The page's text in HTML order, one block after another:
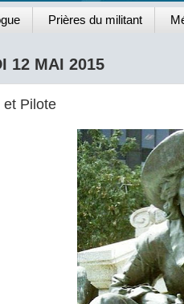
Prières du militant
12 MAI 2015
et Pilote